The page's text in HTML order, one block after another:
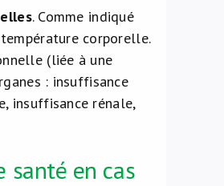
. Comme indiqué
corporelle.
(liée à une
: insuffisance
insuffisance rénale,
santé en cas